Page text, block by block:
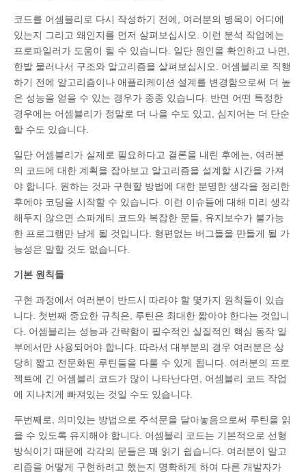
코드를 어셈블리로 다시 작성하기 전에, 여러분의 병목이 어디에
있는지 그리고 왜인지를 먼저 살펴보십시오. 이런 분석 작업에는
프로파일러가 도움이 될 수 있습니다. 일단 원인을 확인하고 나면,
한발 물러나서 구조와 알고리즘을 살펴보십시오. 어셈블리로 직행
하기 전에 알고리즘이나 애플리케이션 설계를 변경함으로써 더 높
은 성능을 얻을 수 있는 경우가 종종 있습니다. 반면 어떤 특정한
경우에는 어셈블리가 정말로 더 나을 수도 있고, 심지어는 더 단순
할 수도 있습니다.
일단 어셈블리가 실제로 필요하다고 결론을 내린 후에는, 여러분
의 코드에 대한 계획을 잡아보고 알고리즘을 설계할 시간을 가져
야 합니다. 원하는 것과 구현할 방법에 대한 분명한 생각을 정리한
후에야 코딩을 시작할 수 있습니다. 이런 이슈들에 대해 미리 생각
해두지 않으면 스파게티 코드와 복잡한 문들, 유지보수가 불가능
한 프로그램만 남게 될 것입니다. 형편없는 버그들을 만들게 될 가
능성은 말할 것도 없습니다.
기본 원칙들
구현 과정에서 여러분이 반드시 따라야 할 몇가지 원칙들이 있습
니다. 첫번째 중요한 규칙은, 루틴은 최대한 짧아야 한다는 것입니
다. 어셈블리는 성능과 간략함이 필수적인 실질적인 핵심 동작 일
부에서만 사용되어야 합니다. 따라서 대부분의 경우 여러분은 상
당히 짧고 전문화된 루틴들을 다룰 수 있게 됩니다. 여러분의 프로
젝트에 긴 어셈블리 코드가 많이 나타난다면, 어셈블리 코드 작업
에 지나치게 빠져있는 것일 수도 있습니다.
두번째로, 의미있는 방법으로 주석문을 달아놓음으로써 루틴을 읽
을 수 있도록 유지해야 합니다. 어셈블리 코드는 기본적으로 선형
방식이기 때문에 각각의 문들은 꽤 읽기 쉽습니다. 여러분이 알고
리즘을 어떻게 구현하려고 했는지 명확하게 하여 다른 개발자가